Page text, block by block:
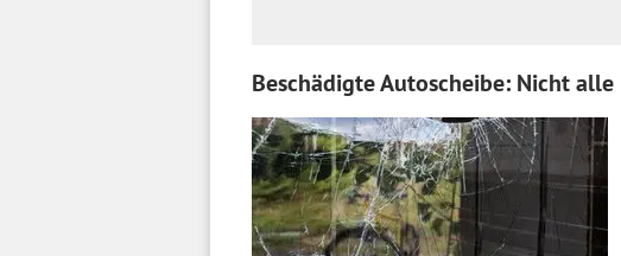
Beschädigte Autoscheibe: Nicht